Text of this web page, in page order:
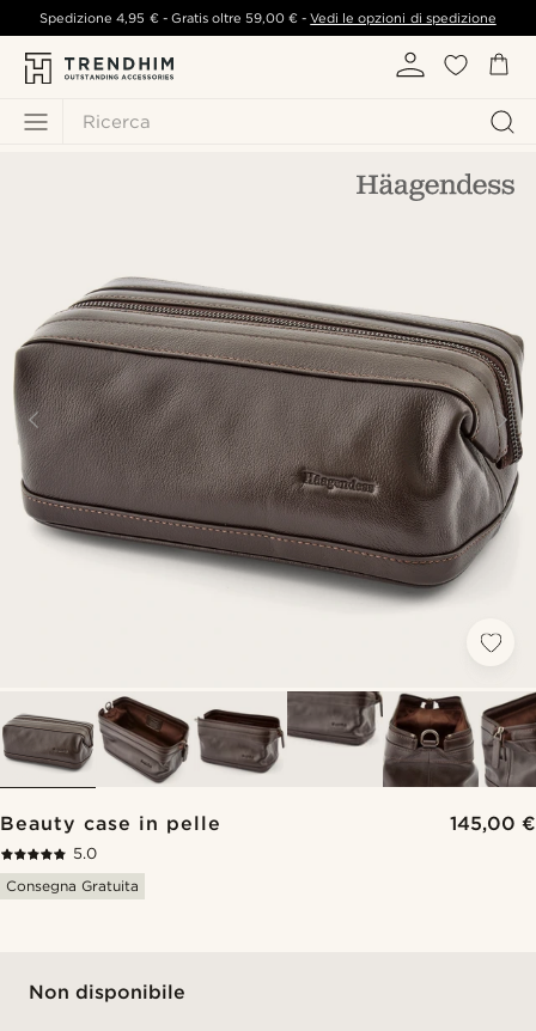
Ricerca
Spedizione4,95 €- Gratis oltre 59,00 € -Vedi le opzioni di spedizione
Beauty case in pelle 145,00 €
5.0
Consegna Gratuita
Non disponibile